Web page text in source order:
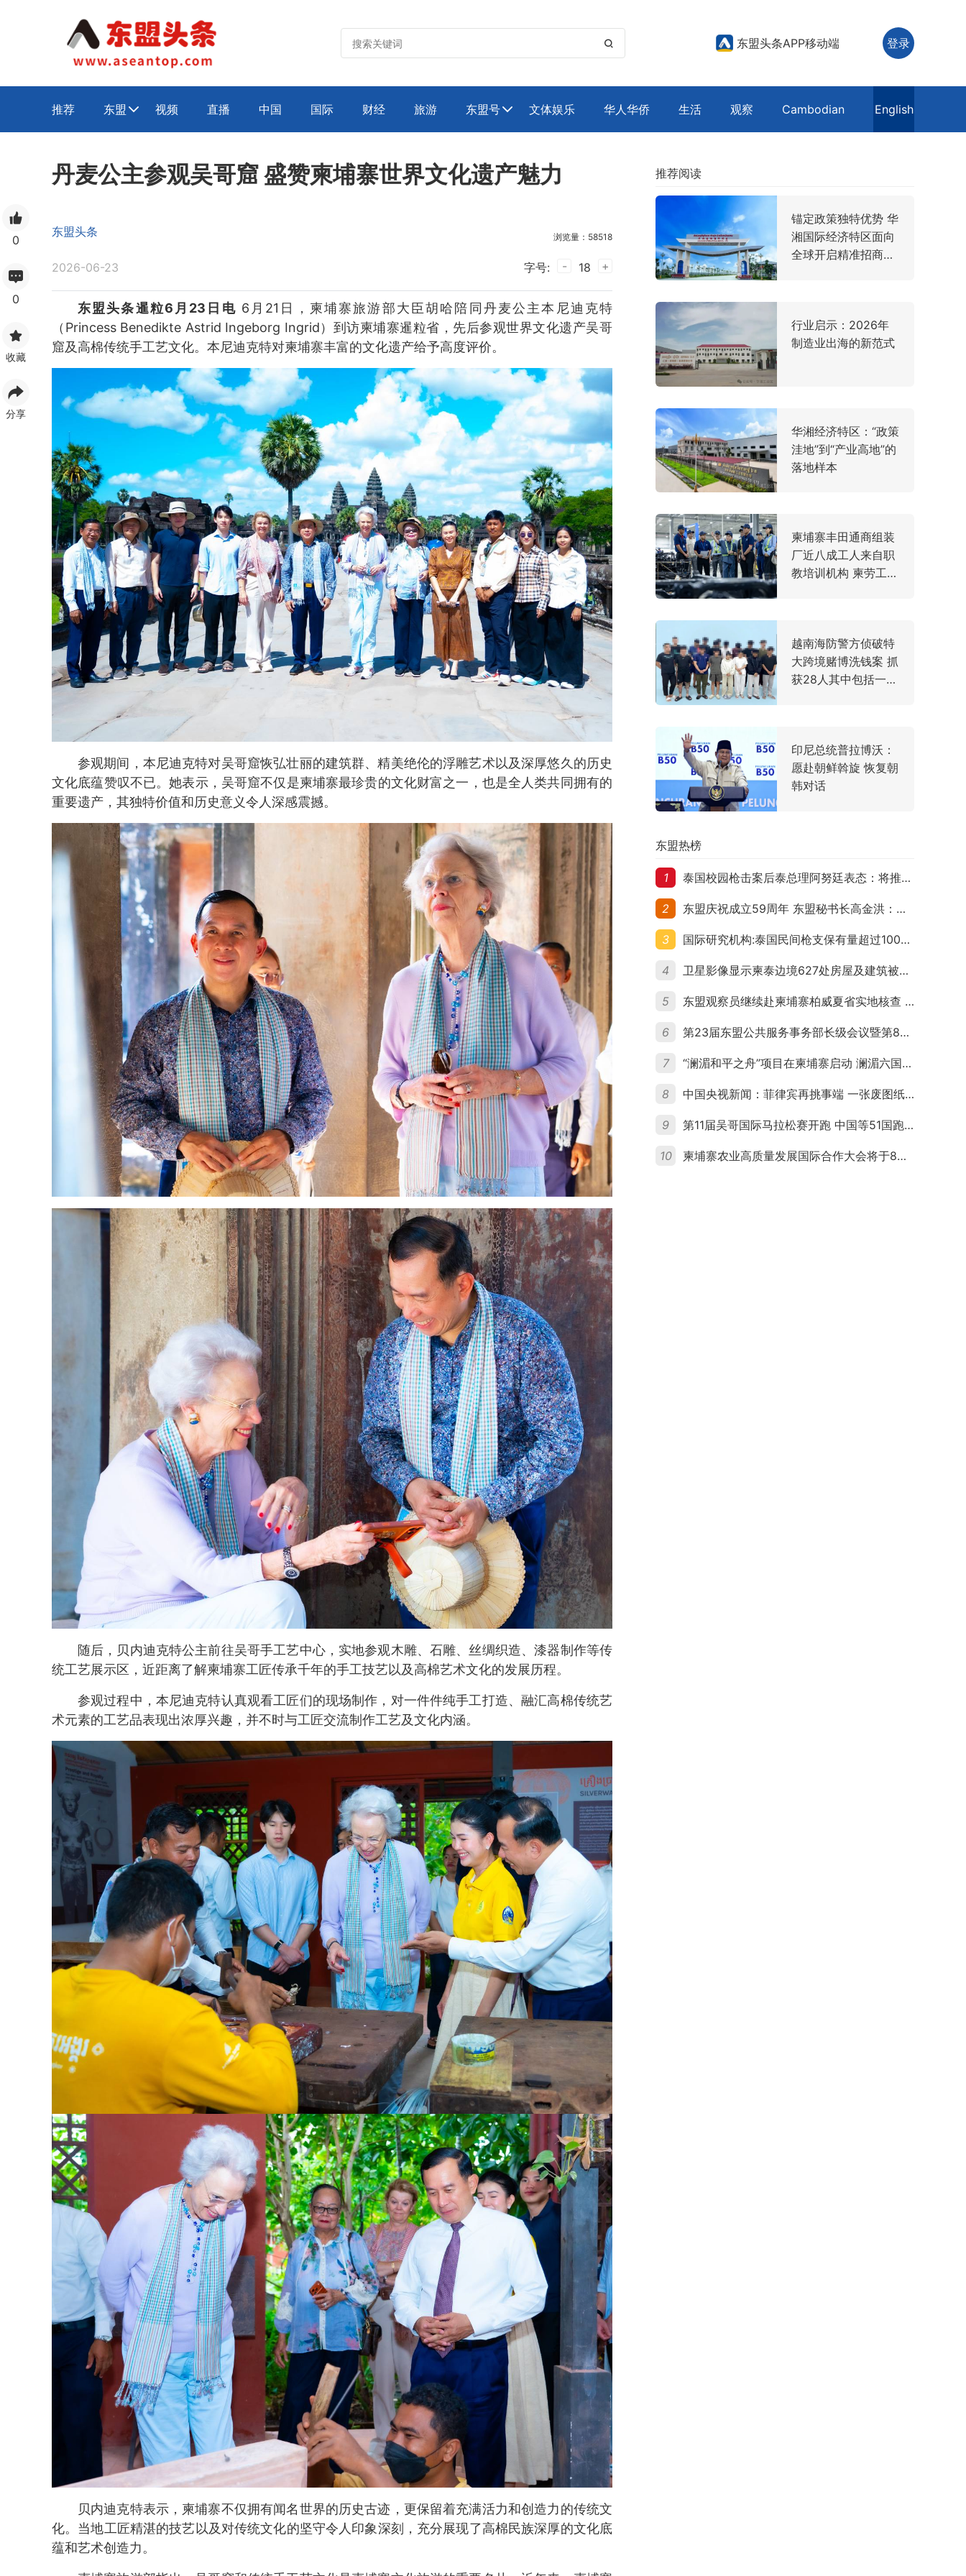
 东盟头条APP移动端 登录
推荐 东盟  视频 直播 中国 国际 财经 旅游 东盟号 文体娱乐 华人华侨 生活 观察 Cambodian English
0
0
收藏
分享
丹麦公主参观吴哥窟 盛赞柬埔寨世界文化遗产魅力
东盟头条 浏览量：58518
2026-06-23 字号: - 18 +
东盟头条暹粒6月23日电 6月21日，柬埔寨旅游部大臣胡哈陪同丹麦公主本尼迪克特
（Princess Benedikte Astrid Ingeborg Ingrid）到访柬埔寨暹粒省，先后参观世界文化遗产吴哥
窟及高棉传统手工艺文化。本尼迪克特对柬埔寨丰富的文化遗产给予高度评价。
参观期间，本尼迪克特对吴哥窟恢弘壮丽的建筑群、精美绝伦的浮雕艺术以及深厚悠久的历史
文化底蕴赞叹不已。她表示，吴哥窟不仅是柬埔寨最珍贵的文化财富之一，也是全人类共同拥有的
重要遗产，其独特价值和历史意义令人深感震撼。
随后，贝内迪克特公主前往吴哥手工艺中心，实地参观木雕、石雕、丝绸织造、漆器制作等传
统工艺展示区，近距离了解柬埔寨工匠传承千年的手工技艺以及高棉艺术文化的发展历程。
参观过程中，本尼迪克特认真观看工匠们的现场制作，对一件件纯手工打造、融汇高棉传统艺
术元素的工艺品表现出浓厚兴趣，并不时与工匠交流制作工艺及文化内涵。
贝内迪克特表示，柬埔寨不仅拥有闻名世界的历史古迹，更保留着充满活力和创造力的传统文
化。当地工匠精湛的技艺以及对传统文化的坚守令人印象深刻，充分展现了高棉民族深厚的文化底
蕴和艺术创造力。
推荐阅读
锚定政策独特优势 华
湘国际经济特区面向
全球开启精准招商新
行业启示：2026年
制造业出海的新范式
华湘经济特区：“政策
洼地”到“产业高地”的
落地样本
柬埔寨丰田通商组装
厂近八成工人来自职
教培训机构 柬劳工大
越南海防警方侦破特
大跨境赌博洗钱案 抓
获28人其中包括一名
印尼总统普拉博沃：
愿赴朝鲜斡旋 恢复朝
韩对话
东盟热榜
1 泰国校园枪击案后泰总理阿努廷表态：将推动修法严控民众携枪
2 东盟庆祝成立59周年 东盟秘书长高金洪：加强团结合作应对跨国挑战
3 国际研究机构:泰国民间枪支保有量超过1000万 在东盟国家位居首位
4 卫星影像显示柬泰边境627处房屋及建筑被夷平 人权组织呼吁保护平民财产
5 东盟观察员继续赴柬埔寨柏威夏省实地核查 走访遭袭柬埔寨平民村庄
6 第23届东盟公共服务事务部长级会议暨第8届东盟与中日韩公共服务事务部长级会议在柬埔寨暹粒开幕
7 “澜湄和平之舟”项目在柬埔寨启动 澜湄六国青年共话和平与发展
8 中国央视新闻：菲律宾再挑事端 一张废图纸划不走中国黄岩岛
9 第11届吴哥国际马拉松赛开跑 中国等51国跑者齐聚暹粒
10 柬埔寨农业高质量发展国际合作大会将于8月20日举行